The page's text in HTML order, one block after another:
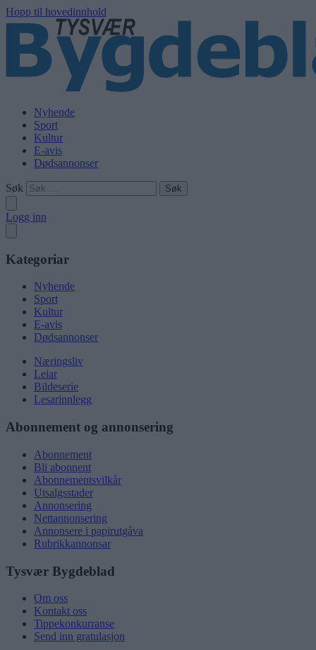
Hopp til hovedinnhold
Nyhende
Sport
Kultur
E-avis
Dødsannonser
Søk
Logg inn
Kategoriar
Nyhende
Sport
Kultur
E-avis
Dødsannonser
Næringsliv
Leiar
Bildeserie
Lesarinnlegg
Abonnement og annonsering
Abonnement
Bli abonnent
Abonnementsvilkår
Utsalgsstader
Annonsering
Nettannonsering
Annonsere i papirutgåva
Rubrikkannonsar
Tysvær Bygdeblad
Om oss
Kontakt oss
Tippekonkurranse
Send inn gratulasjon